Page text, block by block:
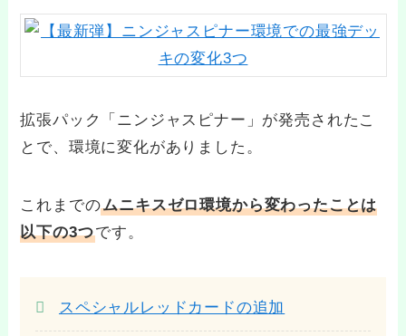
拡張パック「ニンジャスピナー」が発売されたこ
とで、環境に変化がありました。
これまでのムニキスゼロ環境から変わったことは
以下の3つです。
スペシャルレッドカードの追加